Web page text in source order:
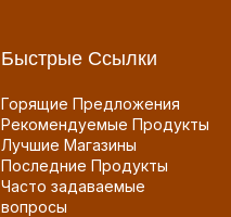
Быстрые Ссылки
Горящие Предложения
Рекомендуемые Продукты
Лучшие Магазины
Последние Продукты
Часто задаваемые
вопросы